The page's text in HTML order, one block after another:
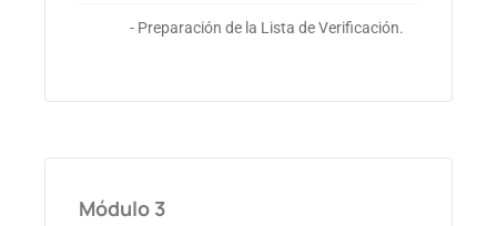
- Preparación de la Lista de Verificación.
Módulo 3